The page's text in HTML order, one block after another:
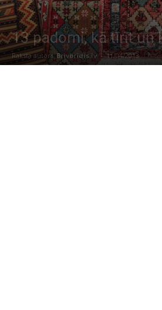
13 padomi, kā tīrīt un
Raksta autors Brivbridis.lv - 11/04/2013